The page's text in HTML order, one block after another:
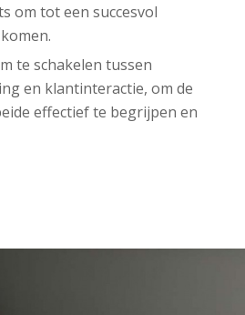
om tot een succesvol
te schakelen tussen
en klantinteractie, om de
effectief te begrijpen en